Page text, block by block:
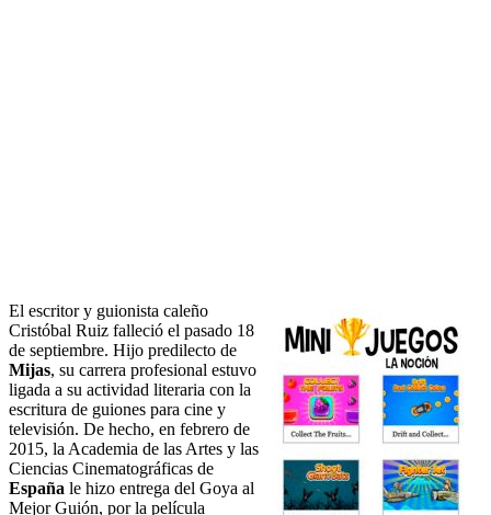
El escritor y guionista caleño
Cristóbal Ruiz falleció el pasado 18
de septiembre. Hijo predilecto de
Mijas, su carrera profesional estuvo
ligada a su actividad literaria con la
escritura de guiones para cine y
televisión. De hecho, en febrero de
2015, la Academia de las Artes y las
Ciencias Cinematográficas de
España le hizo entrega del Goya al
Mejor Guión, por la película